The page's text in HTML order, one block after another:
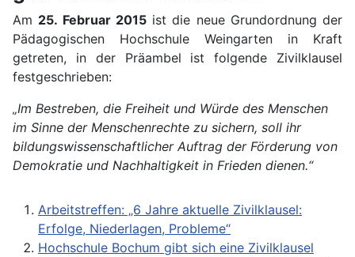
Am 25. Februar 2015ist die neue Grundordnung der
Pädagogischen Hochschule Weingarten in Kraft
getreten, in der Präambel ist folgende Zivilklausel
festgeschrieben:
„Im Bestreben, die Freiheit und Würde des Menschen
im Sinne der Menschenrechte zu sichern, soll ihr
bildungswissenschaftlicher Auftrag der Förderung von
Demokratie und Nachhaltigkeit in Frieden dienen.“
Arbeitstreffen: „6 Jahre aktuelle Zivilklausel:
Erfolge, Niederlagen, Probleme“
Hochschule Bochum gibt sich eine Zivilklausel